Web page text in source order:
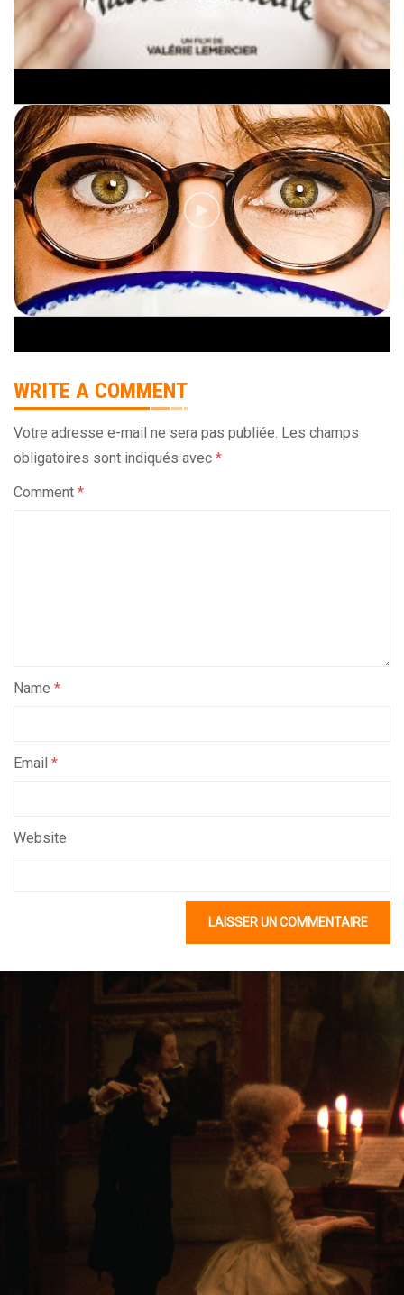
WRITE A COMMENT
Votre adresse e-mail ne sera pas publiée. Les champs
obligatoires sont indiqués avec *
Comment *
Name *
Email *
Website